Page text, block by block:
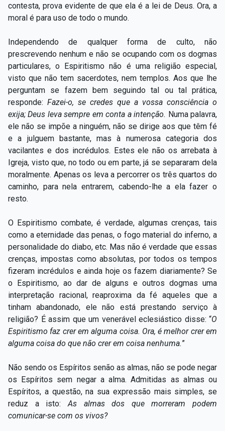
contesta, prova evidente de que ela é a lei de Deus. Ora, a
moral é para uso de todo o mundo.
Independendo de qualquer forma de culto, não
prescrevendo nenhum e não se ocupando com os dogmas
particulares, o Espiritismo não é uma religião especial,
visto que não tem sacerdotes, nem templos. Aos que lhe
perguntam se fazem bem seguindo tal ou tal prática,
responde: Fazei-o, se credes que a vossa consciência o
exija; Deus leva sempre em conta a intenção. Numa palavra,
ele não se impõe a ninguém, não se dirige aos que têm fé
e a julguem bastante, mas à numerosa categoria dos
vacilantes e dos incrédulos. Estes ele não os arrebata à
Igreja, visto que, no todo ou em parte, já se separaram dela
moralmente. Apenas os leva a percorrer os três quartos do
caminho, para nela entrarem, cabendo-lhe a ela fazer o
resto.
O Espiritismo combate, é verdade, algumas crenças, tais
como a eternidade das penas, o fogo material do inferno, a
personalidade do diabo, etc. Mas não é verdade que essas
crenças, impostas como absolutas, por todos os tempos
fizeram incrédulos e ainda hoje os fazem diariamente? Se
o Espiritismo, ao dar de alguns e outros dogmas uma
interpretação racional, reaproxima da fé aqueles que a
tinham abandonado, ele não está prestando serviço à
religião? É assim que um venerável eclesiástico disse: “O
Espiritismo faz crer em alguma coisa. Ora, é melhor crer em
alguma coisa do que não crer em coisa nenhuma.”
Não sendo os Espíritos senão as almas, não se pode negar
os Espíritos sem negar a alma. Admitidas as almas ou
Espíritos, a questão, na sua expressão mais simples, se
reduz a isto: As almas dos que morreram podem
comunicar-se com os vivos?